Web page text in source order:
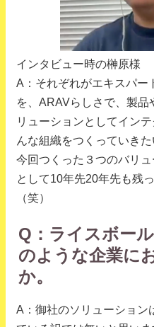
インタビュー時の榊原様
A：それぞれがエキスパー
を、ARAVらしさで、製品
リューションとしてイン
んな組織をつくっていきた
今回つくった３つのバリ
として10年先20年先も残
（笑）
Q：ライスボー
のような企業に
か。
A：御社のソリューション